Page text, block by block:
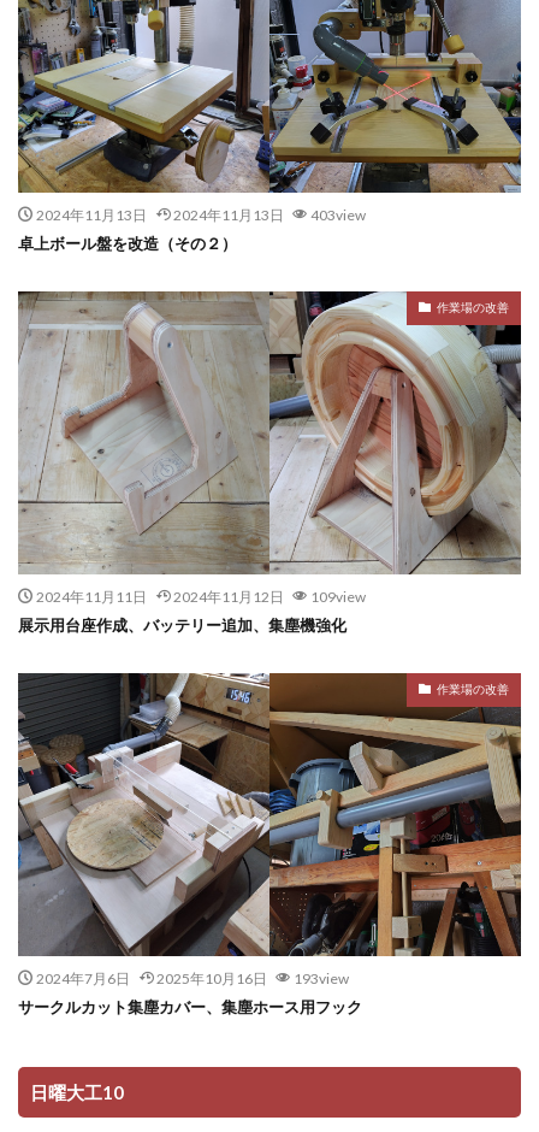
2024年11月13日 2024年11月13日 403view
卓上ボール盤を改造（その２）
作業場の改善
2024年11月11日 2024年11月12日 109view
展示用台座作成、バッテリー追加、集塵機強化
作業場の改善
2024年7月6日 2025年10月16日 193view
サークルカット集塵カバー、集塵ホース用フック
日曜大工10